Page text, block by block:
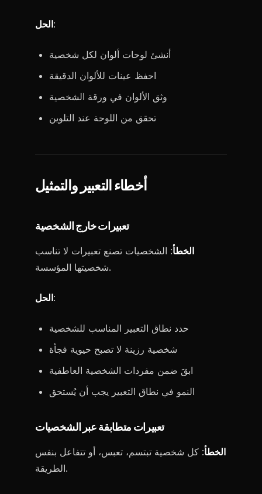
الحل:
أنشئ لوحات ألوان لكل شخصية
احفظ عينات للألوان الدقيقة
وثق الألوان في ورقة الشخصية
تحقق من اللوحة عند التلوين
أخطاء التعبير والتمثيل
تعبيرات خارج الشخصية
الخطأ: الشخصيات تصنع تعبيرات لا تناسب
شخصيتها المؤسسة.
الحل:
حدد نطاق التعبير المناسب للشخصية
شخصية رزينة لا تصبح حيوية فجأة
ابقَ ضمن مفردات الشخصية العاطفية
النمو في نطاق التعبير يجب أن يُستحق
تعبيرات متطابقة عبر الشخصيات
الخطأ: كل شخصية تبتسم، تعبس، أو تتفاعل بنفس
الطريقة.